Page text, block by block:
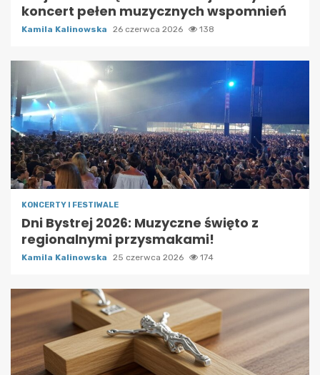
koncert pełen muzycznych wspomnień
Kamila Kalinowska 26 czerwca 2026 138
KONCERTY I FESTIWALE
Dni Bystrej 2026: Muzyczne święto z
regionalnymi przysmakami!
Kamila Kalinowska 25 czerwca 2026 174